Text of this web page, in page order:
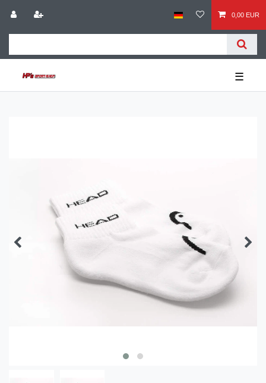
0,00 EUR
☰